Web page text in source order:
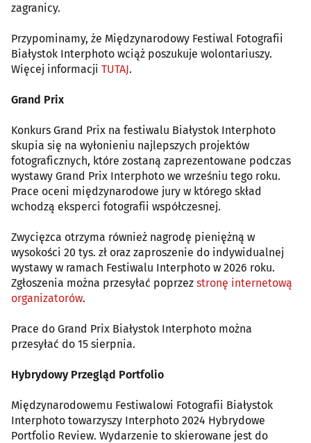
zagranicy.
Przypominamy, że Międzynarodowy Festiwal Fotografii
Białystok Interphoto wciąż poszukuje wolontariuszy.
Więcej informacji TUTAJ.
Grand Prix
Konkurs Grand Prix na festiwalu Białystok Interphoto
skupia się na wyłonieniu najlepszych projektów
fotograficznych, które zostaną zaprezentowane podczas
wystawy Grand Prix Interphoto we wrześniu tego roku.
Prace oceni międzynarodowe jury w którego skład
wchodzą eksperci fotografii współczesnej.
Zwycięzca otrzyma również nagrodę pieniężną w
wysokości 20 tys. zł oraz zaproszenie do indywidualnej
wystawy w ramach Festiwalu Interphoto w 2026 roku.
Zgłoszenia można przesyłać poprzez stronę internetową
organizatorów.
Prace do Grand Prix Białystok Interphoto można
przesyłać do 15 sierpnia.
Hybrydowy Przegląd Portfolio
Międzynarodowemu Festiwalowi Fotografii Białystok
Interphoto towarzyszy Interphoto 2024 Hybrydowe
Portfolio Review. Wydarzenie to skierowane jest do